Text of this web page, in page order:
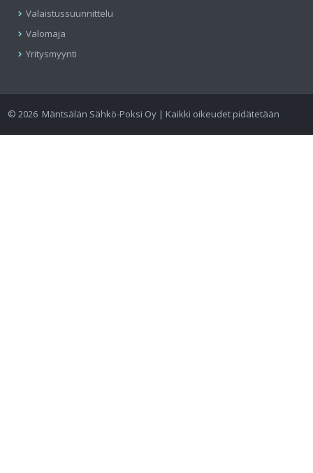
Valaistussuunnittelu
Valomaja
Yritysmyynti
©2026 Mäntsälän Sähkö-Poksi Oy | Kaikki oikeudet pidätetään